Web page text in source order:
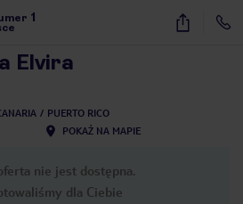
1 25
Elvira
PUERTO RICO
POKAŻ NA MAPIE
nie jest dostępna.
dla Ciebie